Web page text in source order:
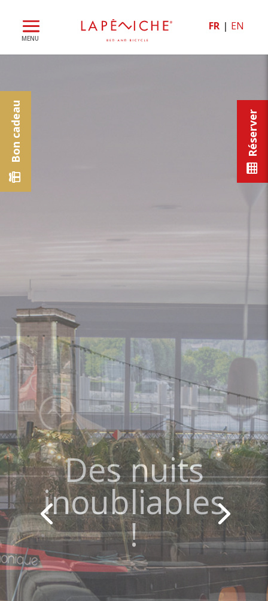
FR EN
Réserver
Bon cadeau